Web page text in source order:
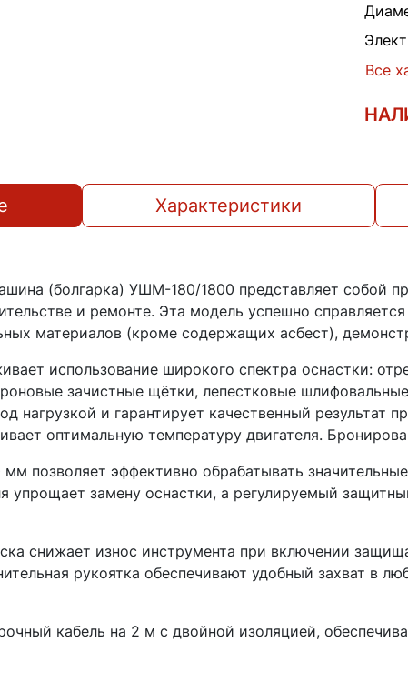
Все
Характеристики
(болгарка) УШМ-180/1800 представляет собой
и ремонте. Эта модель успешно
материалов (кроме содержащих асбест),
использование широкого спектра оснастки:
зачистные щётки, лепестковые
нагрузкой и гарантирует качественный
оптимальную температуру двигателя.
позволяет эффективно обрабатывать
упрощает замену оснастки, а регулируемый
снижает износ инструмента при включении
рукоятка обеспечивают удобный захват в
кабель на 2 м с двойной изоляцией,